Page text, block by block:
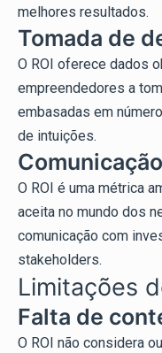
melhores resultados.
Tomada de
O ROI oferece dados
empreendedores a
embasadas em
de intuições.
O ROI é uma métrica
aceita no mundo dos
comunicação com
stakeholders.
Limitações
Falta de
O ROI não considera